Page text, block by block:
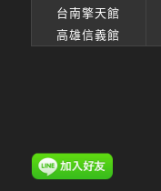
台南擎天館
高雄信義館